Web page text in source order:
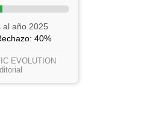
al año 2025
40%
EVOLUTION